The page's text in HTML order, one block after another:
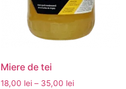
Miere de tei
18,00 lei– 35,00 lei